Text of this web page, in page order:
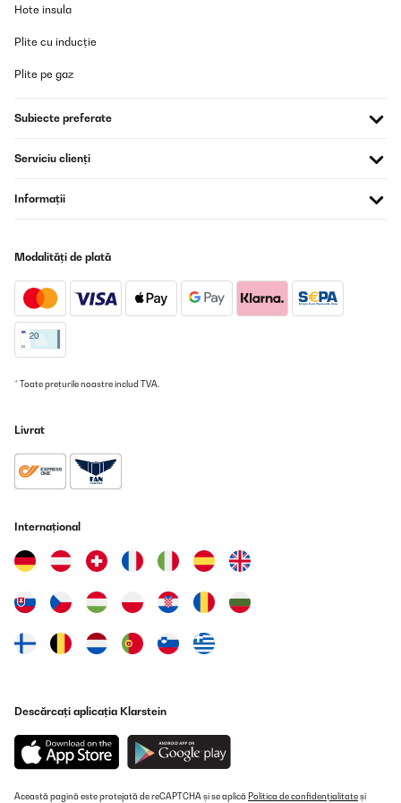
Traducere
La pattumiera è davvero fantastica! Ha un look vintage che
aggiunge un tocco di stile a qualsiasi stanza. È divisa in due
riciclabili da quelli non riciclabili. Il coperchio e le maniglie sono
silenziosi e si chiudono lentamente, evitando rumori fastidiosi. È
facile da pulire grazie al rivestimento interno removibile. Inoltre,
Traducere
Ein toller Mülleimer mit 2 einzeln zu öffnenen Kammern. Die
gewöhnungsbedürftig die Mülltüte vernünftig in den Eimer zu
bekommen und den emer samt Mülltüte dann auch gleich richtig
zurück zu bekommen. Meistens hat man da Pech das er nicht
Zeit rausbekommt wie man es am besten macht.Geruchsmäßig
Recht hoch, aber ich finde er ist es wert
Traducere
Sicuramente il prezzo è leggermente più alto della media, ma in
estremamente soddisfatta. Il design è moderno, molto
minimalista quindi ideale in spazi moderni. Consiglio !
Hote insula
Plite cu inducție
Plite pe gaz
Subiecte preferate
Serviciu clienți
Informații
Modalități de plată
* Toate prețurile noastre includ TVA.
Livrat
Internațional
Descărcați aplicația Klarstein
Această pagină este protejată de reCAPTCHA și se aplică Politica de confidențialitateși